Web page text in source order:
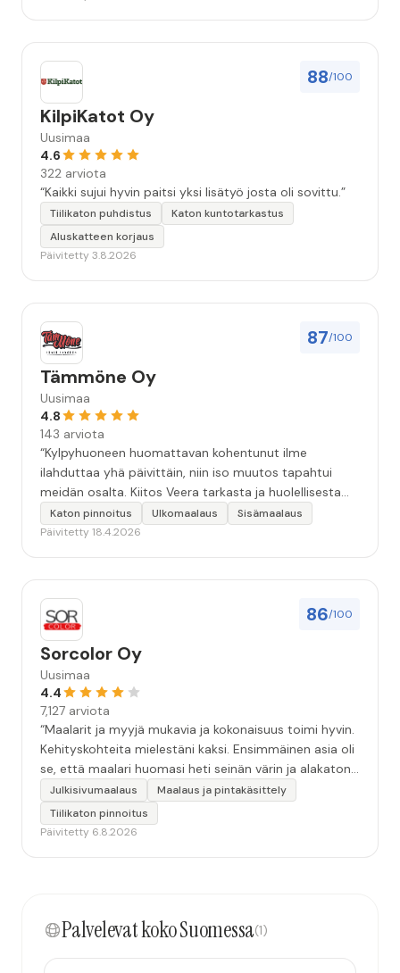
vuorokautta pihalle...kunnes naapuri uskaltautui
hommiin ja hyvä tulee. ”
88/100
KilpiKatot Oy
Uusimaa
4.6
322 arviota
“Kaikki sujui hyvin paitsi yksi lisätyö josta oli sovittu.”
Tiilikaton puhdistus
Katon kuntotarkastus
Aluskatteen korjaus
Päivitetty 3.8.2026
87/100
Tämmöne Oy
Uusimaa
4.8
143 arviota
“Kylpyhuoneen huomattavan kohentunut ilme
ilahduttaa yhä päivittäin, niin iso muutos tapahtui
meidän osalta. Kiitos Veera tarkasta ja huolellisesta
työstä, sekä ystävällisestä palvelusta!”
Katon pinnoitus Ulkomaalaus
Sisämaalaus
Päivitetty 18.4.2026
86/100
Sorcolor Oy
Uusimaa
4.4
7,127 arviota
“Maalarit ja myyjä mukavia ja kokonaisuus toimi hyvin.
Kehityskohteita mielestäni kaksi. Ensimmäinen asia oli
se, että maalari huomasi heti seinän värin ja alakaton
värin erot mitä en huomannut. Hyvä toki että siinä
kohtaa huomattu mutta toki optimaalisessa
tilanteessa myyjä olisi jo kiinnittänyt tähän huomiota.
mahdollisuus että palveluita käytän”
Julkisivumaalaus
Maalaus ja pintakäsittely
Tiilikaton pinnoitus
Päivitetty 6.8.2026
Palvelevat koko Suomessa(1)